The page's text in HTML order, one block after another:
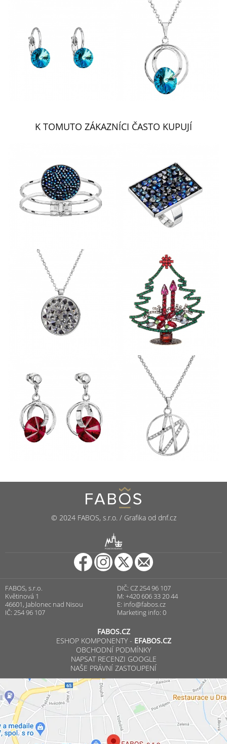
K TOMUTO ZÁKAZNÍCI ČASTO KUPUJÍ
© 2024 FABOS, s.r.o. / Grafika od dnf.cz
PUNCOVNÍ ÚŘAD
FABOS, s.r.o.
Květinová 1
46601, Jablonec nad Nisou
IČ: 254 96 107
DIČ: CZ 254 96 107
M: +420 606 33 20 44
E: info@fabos.cz
Marketing info: 0
FABOS.CZ
ESHOP KOMPONENTY - EFABOS.CZ
OBCHODNÍ PODMÍNKY
NAPSAT RECENZI GOOGLE
NAŠE PRÁVNÍ ZASTOUPENÍ